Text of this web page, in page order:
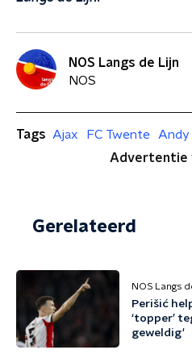
NOS Langs de Lijn
NOS
Tags Ajax FC Twente
Andy
Advertentie
Gerelateerd
NOS Langs
Perišić
‘topper’
geweldig'